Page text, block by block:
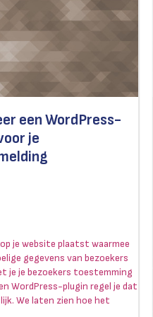
een WordPress-
je
je website plaatst waarmee
gegevens van bezoekers
je je bezoekers toestemming
WordPress-plugin regel je dat
We laten zien hoe het